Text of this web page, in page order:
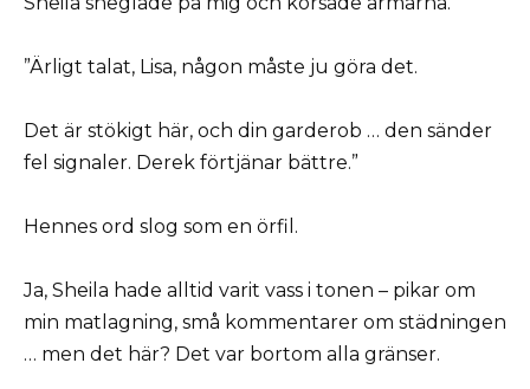
”Ärligt talat, Lisa, någon måste ju göra det.
Det är stökigt här, och din garderob … den sänder
fel signaler. Derek förtjänar bättre.”
Hennes ord slog som en örfil.
Ja, Sheila hade alltid varit vass i tonen – pikar om
min matlagning, små kommentarer om städningen
… men det här? Det var bortom alla gränser.